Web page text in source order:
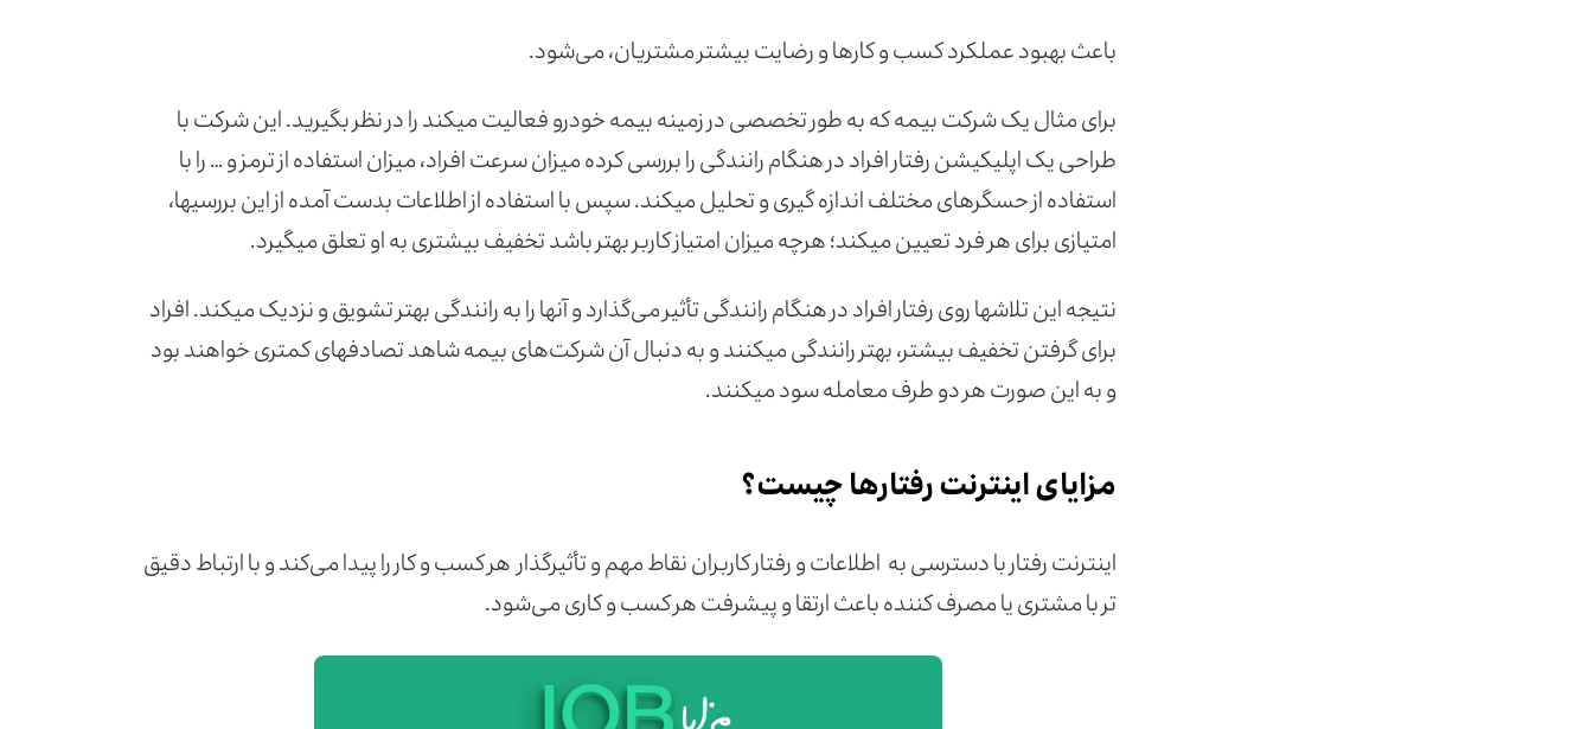
باعث بهبود عملکرد کسب و کارها و رضایت بیشتر مشتریان، می‌شود.
برای مثال یک شرکت بیمه که به طور تخصصی در زمینه بیمه خودرو فعالیت می­کند را در نظر بگیرید. این شرکت با
طراحی یک اپلیکیشن رفتار افراد در هنگام رانندگی را بررسی کرده میزان سرعت افراد، میزان استفاده از ترمز و … را با
استفاده از حسگرهای مختلف اندازه گیری و تحلیل می­کند. سپس با استفاده از اطلاعات بدست آمده از این بررسی­ها،
امتیازی برای هر فرد تعیین می­کند؛ هرچه میزان امتیاز کاربر بهتر باشد تخفیف بیشتری به او تعلق می­گیرد.
نتیجه این تلاش­ها روی رفتار افراد در هنگام رانندگی تأثیر می‌گذارد و آن­ها را به رانندگی بهتر تشویق و نزدیک می­کند. افراد
برای گرفتن تخفیف بیشتر، بهتر رانندگی می­کنند و به دنبال آن شرکت‌های بیمه شاهد تصادف­های کمتری خواهند بود
و به این صورت هر دو طرف معامله سود می­کنند.
مزایای اینترنت رفتارها چیست؟
اینترنت رفتار با دسترسی به اطلاعات و رفتار کاربران نقاط مهم و تأثیرگذار هر کسب و کار را پیدا می‌کند و با ارتباط دقیق
تر با مشتری یا مصرف کننده باعث ارتقا و پیشرفت هر کسب و کاری می‌شود.